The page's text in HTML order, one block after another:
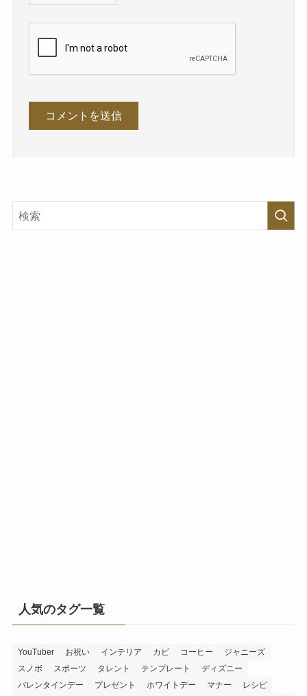
人気のタグ一覧
YouTuber お祝い インテリア カビ コーヒー
ジャニーズ
スノボ
スポーツ タレント テンプレート
ディズニー
バレンタインデー
プレゼント ホワイトデー マナー レシピ